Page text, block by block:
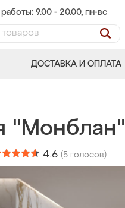
работы: 9.00 - 20.00, пн-вс
ДОСТАВКА И ОПЛАТА
"Монблан"
4.6 (5 голосов)